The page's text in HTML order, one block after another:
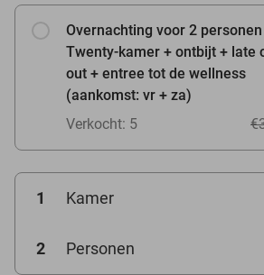
Overnachting voor 2
Twenty-kamer + ontbijt + late
out + entree tot de wellness
(aankomst: vr + za)
Verkocht: 5
1 Kamer
2 Personen